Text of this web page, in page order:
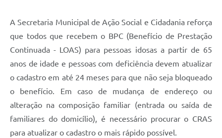
A Secretaria Municipal de Ação Social e Cidadania reforça
que todos que recebem o BPC (Benefício de Prestação
Continuada - LOAS) para pessoas idosas a partir de 65
anos de idade e pessoas com deficiência devem atualizar
o cadastro em até 24 meses para que não seja bloqueado
o benefício. Em caso de mudança de endereço ou
alteração na composição familiar (entrada ou saída de
familiares do domicílio), é necessário procurar o CRAS
para atualizar o cadastro o mais rápido possível.